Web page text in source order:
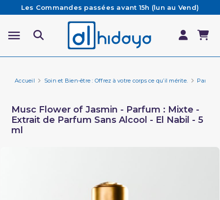
Les Commandes passées avant 15h (lun au Vend)
sont préparées et expédiées le jour même
Besoin d'aide ? Retrouvez notre FAQ
Livraison offerte à partir de 65€ d'achat*
Accueil Soin et Bien-être : Offrez à votre corps ce qu’il mérite. Parfum
Musc Flower of Jasmin - Parfum : Mixte -
Extrait de Parfum Sans Alcool - El Nabil - 5
ml